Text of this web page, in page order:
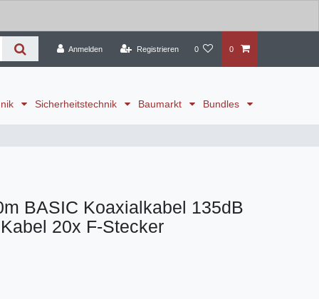
Anmelden Registrieren 0 0
Sicherheitstechnik Baumarkt Bundles
BASIC Koaxialkabel 135dB
20x F-Stecker